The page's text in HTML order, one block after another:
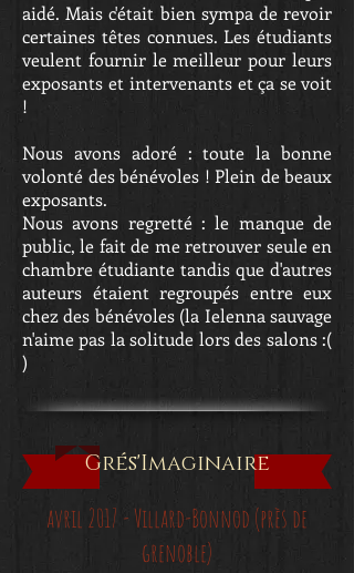
aidé. Mais c'était bien sympa de revoir
certaines têtes connues. Les étudiants
veulent fournir le meilleur pour leurs
exposants et intervenants et ça se voit
!
Nous avons adoré : toute la bonne
volonté des bénévoles ! Plein de beaux
exposants.
Nous avons regretté : le manque de
public, le fait de me retrouver seule en
chambre étudiante tandis que d'autres
auteurs étaient regroupés entre eux
chez des bénévoles (la Ielenna sauvage
n'aime pas la solitude lors des salons :(
)
Grés'Imaginaire
avril 2017 - Villard-Bonnod (près de
grenoble)